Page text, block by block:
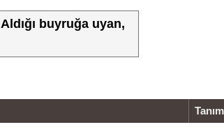
Aldığı buyruğa uyan,